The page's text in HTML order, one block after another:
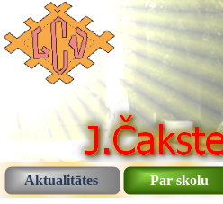
Aktualitātes Par skolu